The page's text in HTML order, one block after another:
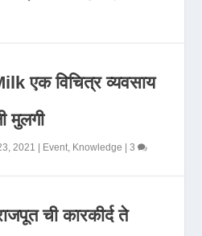
एक विचित्र व्यवसाय
मुलगी
2021 Event, Knowledge |3
ची कारकीर्द ते